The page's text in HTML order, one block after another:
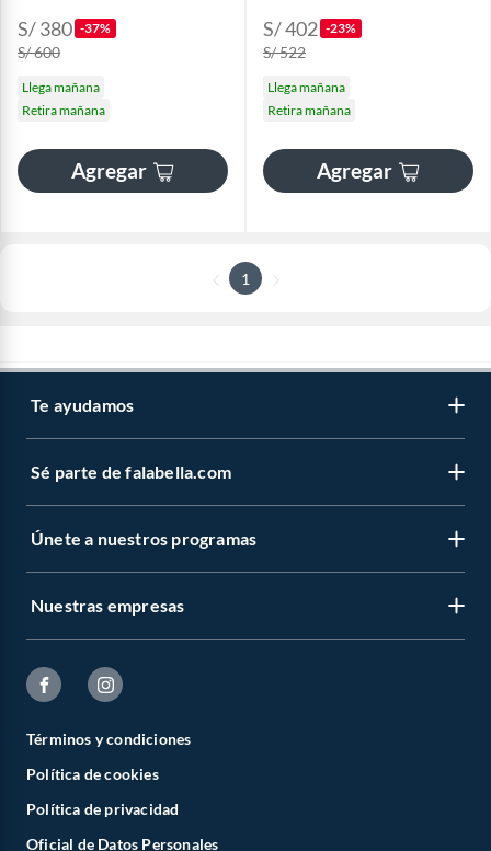
S/ 380 -37%
S/ 600
Llega mañana
Retira mañana
Agregar
S/ 402 -23%
S/ 522
Llega mañana
Retira mañana
Agregar
1
Te ayudamos
Sé parte de falabella.com
Únete a nuestros programas
Nuestras empresas
Términos y condiciones
Política de cookies
Política de privacidad
Oficial de Datos Personales